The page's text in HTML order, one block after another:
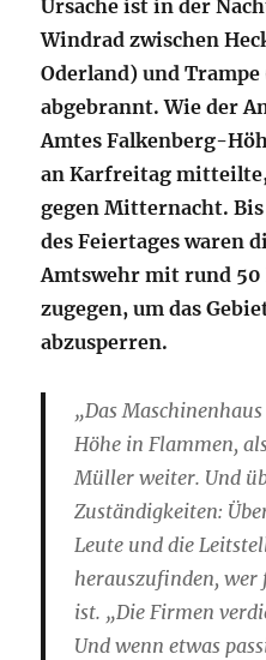
Ursache ist in der
Windrad zwischen
Oderland) und
abgebrannt. Wie der
Amtes Falkenberg-
an Karfreitag
gegen Mitternacht.
des Feiertages waren
Amtswehr mit rund
zugegen, um das
abzusperren.
„Das
Höhe in Flammen,
Müller weiter. Und
Zuständigkeiten:
Leute und die
herauszufinden, wer
ist. „Die Firmen
Und wenn etwas